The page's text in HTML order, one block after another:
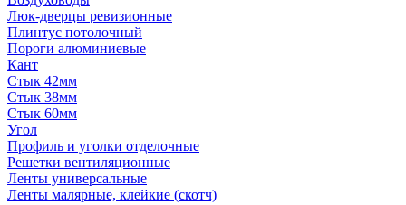
Люк-дверцы ревизионные
Плинтус потолочный
Пороги алюминиевые
Кант
Стык 42мм
Стык 38мм
Стык 60мм
Угол
Профиль и уголки отделочные
Решетки вентиляционные
Ленты универсальные
Ленты малярные, клейкие (скотч)